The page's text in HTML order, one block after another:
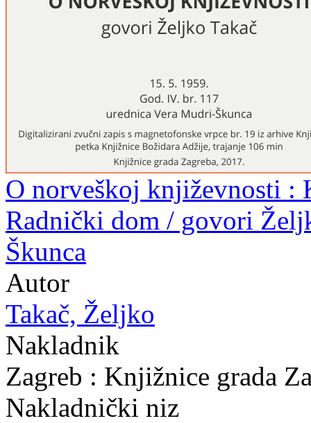
O norveškoj književnosti :
Radnički dom / govori
Škunca
Autor
Takač, Željko
Nakladnik
Zagreb : Knjižnice grada
Nakladnički niz